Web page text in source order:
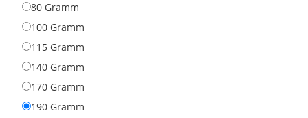
80 Gramm
100 Gramm
115 Gramm
140 Gramm
170 Gramm
190 Gramm